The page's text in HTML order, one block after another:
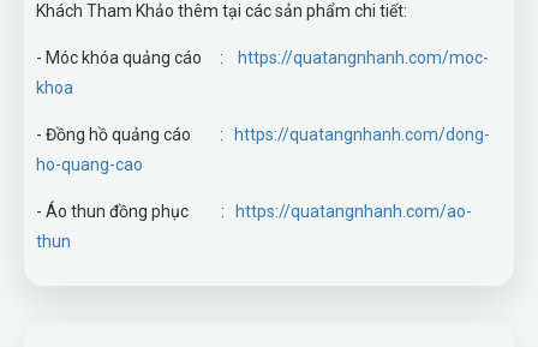
Khách Tham Khảo thêm tại các sản phẩm chi tiết:
- Móc khóa quảng cáo :
https://quatangnhanh.com/moc-
khoa
- Đồng hồ quảng cáo :
https://quatangnhanh.com/dong-
ho-quang-cao
- Áo thun đồng phục :
https://quatangnhanh.com/ao-
thun